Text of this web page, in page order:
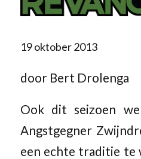
19 oktober 2013
door Bert Drolenga
Ook dit seizoen
Angstgegner
een echte traditie te